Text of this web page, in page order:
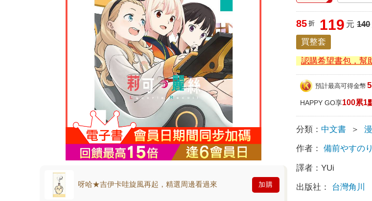
呀哈★吉伊卡哇旋風再起，精選周邊看過來 加購
85 折 119 元 140
買整套
認購希望書包，幫
預計最高可得金幣 5
HAPPY GO享100累1
分類： 中文書 ＞
作者： 備前やすのり
譯者：YUi
出版社： 台灣角川